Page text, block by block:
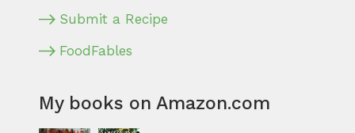
Submit a Recipe
FoodFables
My books on Amazon.com